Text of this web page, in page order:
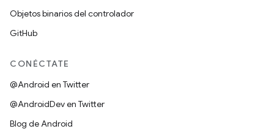
Objetos binarios del controlador
GitHub
CONÉCTATE
@Android en Twitter
@AndroidDev en Twitter
Blog de Android